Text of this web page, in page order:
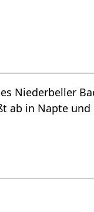
Niederbeller
ab in Napte